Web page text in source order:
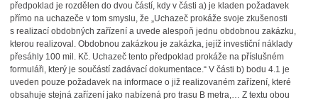
předpoklad je rozdělen do dvou částí, kdy v části a) je kladen požadavek
přímo na uchazeče v tom smyslu, že „Uchazeč prokáže svoje zkušenosti
s realizací obdobných zařízení a uvede alespoň jednu obdobnou zakázku,
kterou realizoval. Obdobnou zakázkou je zakázka, jejíž investiční náklady
přesáhly 100 mil. Kč. Uchazeč tento předpoklad prokáže na příslušném
formuláři, který je součástí zadávací dokumentace.“ V části b) bodu 4.1 je
uveden pouze požadavek na informace o již realizovaném zařízení, které
obsahuje stejná zařízení jako nabízená pro trasu B metra,… Z textu obou